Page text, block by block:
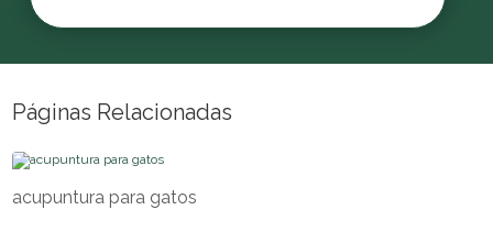
Páginas Relacionadas
acupuntura para gatos